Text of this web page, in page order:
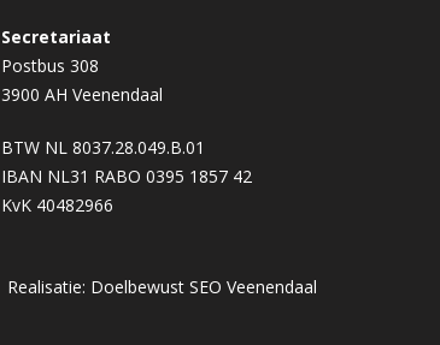
Secretariaat
Postbus 308
3900 AH Veenendaal
BTW NL 8037.28.049.B.01
IBAN NL31 RABO 0395 1857 42
KvK 40482966
Realisatie: Doelbewust SEO Veenendaal